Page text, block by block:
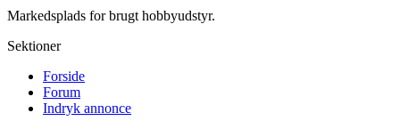
Markedsplads for brugt hobbyudstyr.
Sektioner
Forside
Forum
Indryk annonce